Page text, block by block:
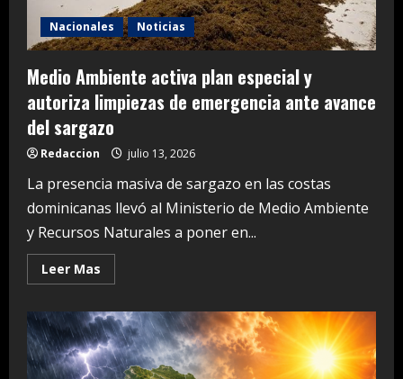
Nacionales Noticias
Medio Ambiente activa plan especial y
autoriza limpiezas de emergencia ante avance
del sargazo
Redaccion julio 13, 2026
La presencia masiva de sargazo en las costas
dominicanas llevó al Ministerio de Medio Ambiente
y Recursos Naturales a poner en...
Leer Mas
more
Ambiente
activa
plan
especial
y